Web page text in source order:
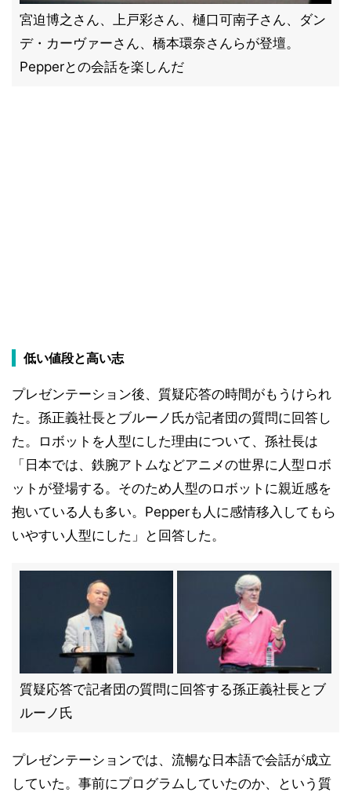
宮迫博之さん、上戸彩さん、樋口可南子さん、ダン
デ・カーヴァーさん、橋本環奈さんらが登壇。
Pepperとの会話を楽しんだ
低い値段と高い志
プレゼンテーション後、質疑応答の時間がもうけられ
た。孫正義社長とブルーノ氏が記者団の質問に回答し
た。ロボットを人型にした理由について、孫社長は
「日本では、鉄腕アトムなどアニメの世界に人型ロボ
ットが登場する。そのため人型のロボットに親近感を
抱いている人も多い。Pepperも人に感情移入してもら
いやすい人型にした」と回答した。
質疑応答で記者団の質問に回答する孫正義社長とブ
ルーノ氏
プレゼンテーションでは、流暢な日本語で会話が成立
していた。事前にプログラムしていたのか、という質